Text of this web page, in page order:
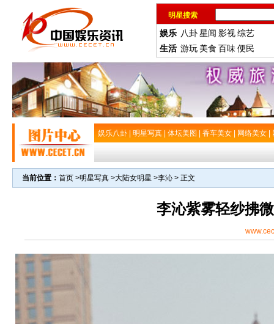
明星搜索
娱乐 八卦星闻 影视综艺
生活 游玩 美食 百味便民
娱乐八卦 明星写真 体坛美图 香车美女 网络美女
当前位置： 首页 >明星写真 >大陆女明星 >李沁 > 正文
李沁紫雾轻纱拂